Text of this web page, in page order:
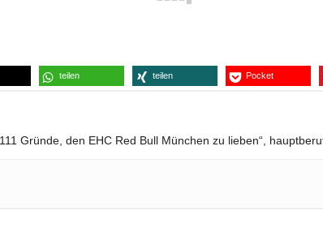
teilen teilen Pocket
Gründe, den EHC Red Bull München zu lieben“,